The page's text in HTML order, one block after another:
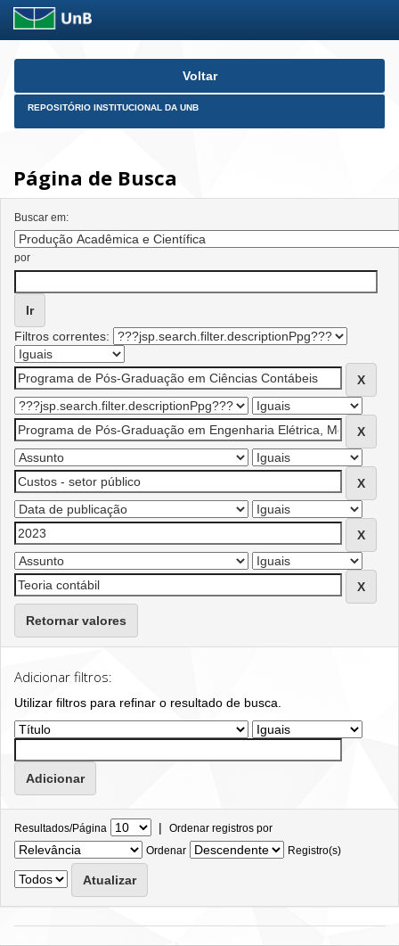
Skip
Voltar
REPOSITÓRIO INSTITUCIONAL DA UNB
Página de Busca
Buscar em:
por
Filtros correntes:
Retornar valores
Adicionar filtros:
Utilizar filtros para refinar o resultado de busca.
Resultados/Página | Ordenar registros por
Ordenar
Registro(s)